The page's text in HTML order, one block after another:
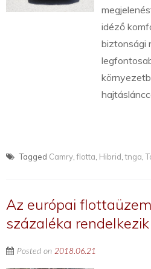
idéző
biztonsági
Tagged Camry ,flotta Hibrid ,tnga ,
Az európai
százaléka
Posted on 2018.06.21